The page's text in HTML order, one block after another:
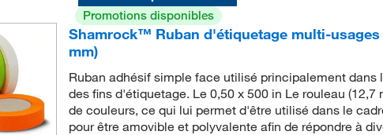
Promotions disponibles
Shamrock™ Ruban d'étiquetage multi-usages
mm)
Ruban adhésif simple face utilisé principalement
des fins d'étiquetage. Le 0,50 x 500 in Le rouleau
de couleurs, ce qui lui permet d'être utilisé dans le
pour être amovible et polyvalente afin de répondre à